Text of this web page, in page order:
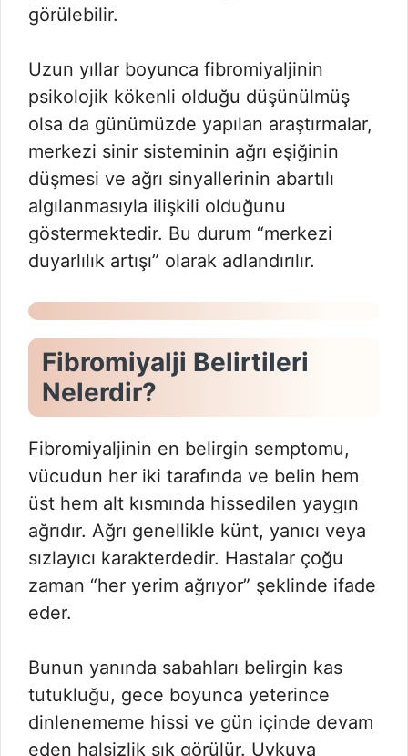
görülebilir.
Uzun yıllar boyunca fibromiyaljinin
psikolojik kökenli olduğu düşünülmüş
olsa da günümüzde yapılan araştırmalar,
merkezi sinir sisteminin ağrı eşiğinin
düşmesi ve ağrı sinyallerinin abartılı
algılanmasıyla ilişkili olduğunu
göstermektedir. Bu durum “merkezi
duyarlılık artışı” olarak adlandırılır.
Fibromiyalji Belirtileri
Nelerdir?
Fibromiyaljinin en belirgin semptomu,
vücudun her iki tarafında ve belin hem
üst hem alt kısmında hissedilen yaygın
ağrıdır. Ağrı genellikle künt, yanıcı veya
sızlayıcı karakterdedir. Hastalar çoğu
zaman “her yerim ağrıyor” şeklinde ifade
eder.
Bunun yanında sabahları belirgin kas
tutukluğu, gece boyunca yeterince
dinlenememe hissi ve gün içinde devam
eden halsizlik sık görülür. Uykuya